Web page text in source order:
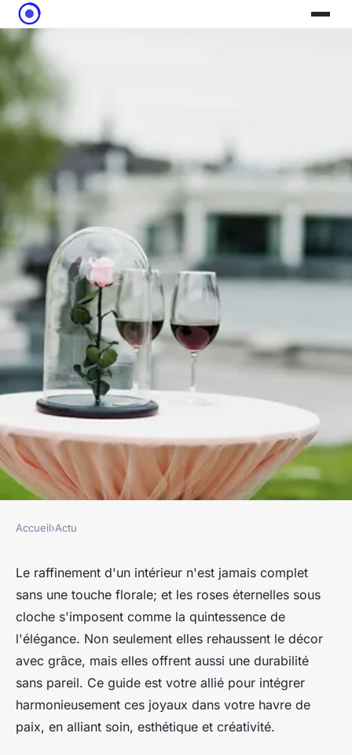
Décorez votre intérieur avec
raffinement avec des roses
éternelles sous cloche
franck•27 février 2024•3 min de lecture
Accueil›Actu
Le raffinement d'un intérieur n'est jamais complet
sans une touche florale; et les roses éternelles sous
cloche s'imposent comme la quintessence de
l'élégance. Non seulement elles rehaussent le décor
avec grâce, mais elles offrent aussi une durabilité
sans pareil. Ce guide est votre allié pour intégrer
harmonieusement ces joyaux dans votre havre de
paix, en alliant soin, esthétique et créativité.